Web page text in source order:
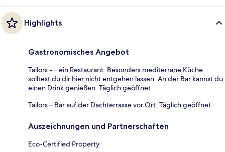
Highlights
Gastronomisches Angebot
Tailors - – ein Restaurant. Besonders mediterrane Küche
solltest du dir hier nicht entgehen lassen. An der Bar kannst du
einen Drink genießen. Täglich geöffnet
Tailors – Bar auf der Dachterrasse vor Ort. Täglich geöffnet
Auszeichnungen und Partnerschaften
Eco-Certified Property